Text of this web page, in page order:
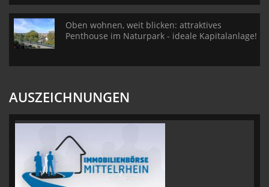
Oben wohnen, weit blicken: attraktives
Penthouse im Naturpark - ideale Kapitalanlage!
AUSZEICHNUNGEN